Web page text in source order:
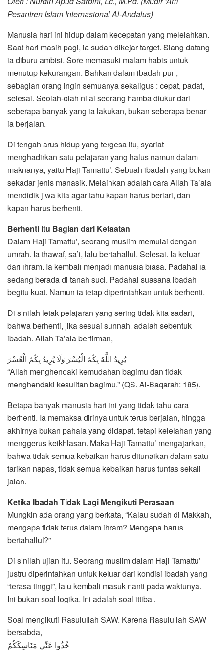
Pesantren Islam Internasional Al-Andalus)
Manusia hari ini hidup dalam kecepatan yang melelahkan.
Saat hari masih pagi, ia sudah dikejar target. Siang datang
ia diburu ambisi. Sore memasuki malam habis untuk
menutup kekurangan. Bahkan dalam ibadah pun,
sebagian orang ingin semuanya sekaligus : cepat, padat,
selesai. Seolah-olah nilai seorang hamba diukur dari
seberapa banyak yang ia lakukan, bukan seberapa benar
ia berjalan.
Di tengah arus hidup yang tergesa itu, syariat
menghadirkan satu pelajaran yang halus namun dalam
maknanya, yaitu Haji Tamattu’. Sebuah ibadah yang bukan
sekadar jenis manasik. Melainkan adalah cara Allah Ta’ala
mendidik jiwa kita agar tahu kapan harus berlari, dan
kapan harus berhenti.
Berhenti Itu Bagian dari Ketaatan
Dalam Haji Tamattu’, seorang muslim memulai dengan
umrah. Ia thawaf, sa’i, lalu bertahallul. Selesai. Ia keluar
dari ihram. Ia kembali menjadi manusia biasa. Padahal ia
sedang berada di tanah suci. Padahal suasana ibadah
begitu kuat. Namun ia tetap diperintahkan untuk berhenti.
Di sinilah letak pelajaran yang sering tidak kita sadari,
bahwa berhenti, jika sesuai sunnah, adalah sebentuk
ibadah. Allah Ta’ala berfirman,
يُرِيدُ اللَّهُ بِكُمُ الْيُسْرَ وَلَا يُرِيدُ بِكُمُ الْعُسْرَ
“Allah menghendaki kemudahan bagimu dan tidak
menghendaki kesulitan bagimu.” (QS. Al-Baqarah: 185).
Betapa banyak manusia hari ini yang tidak tahu cara
berhenti. Ia memaksa dirinya untuk terus berjalan, hingga
akhirnya bukan pahala yang didapat, tetapi kelelahan yang
menggerus keikhlasan. Maka Haji Tamattu’ mengajarkan,
bahwa tidak semua kebaikan harus ditunaikan dalam satu
tarikan napas, tidak semua kebaikan harus tuntas sekali
jalan.
Ketika Ibadah Tidak Lagi Mengikuti Perasaan
Mungkin ada orang yang berkata, “Kalau sudah di Makkah,
mengapa tidak terus dalam ihram? Mengapa harus
bertahallul?”
Di sinilah ujian itu. Seorang muslim dalam Haji Tamattu’
justru diperintahkan untuk keluar dari kondisi ibadah yang
“terasa tinggi”, lalu kembali masuk nanti pada waktunya.
Ini bukan soal logika. Ini adalah soal ittiba’.
Soal mengikuti Rasulullah SAW. Karena Rasulullah SAW
bersabda,
خُذُوا عَنِّي مَنَاسِكَكُمْ